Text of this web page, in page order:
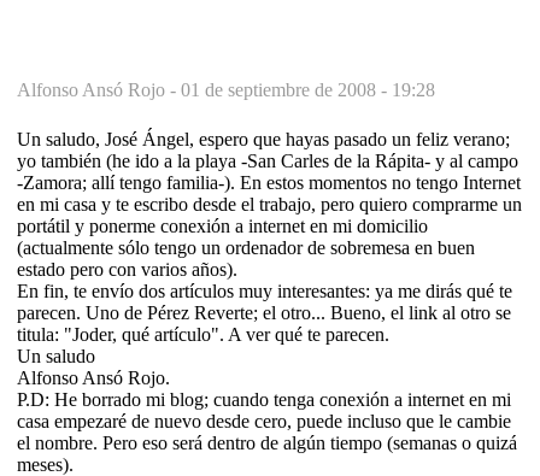
Alfonso Ansó Rojo - 01 de septiembre de 2008 - 19:28
Un saludo, José Ángel, espero que hayas pasado un feliz verano;
yo también (he ido a la playa -San Carles de la Rápita- y al campo
-Zamora; allí tengo familia-). En estos momentos no tengo Internet
en mi casa y te escribo desde el trabajo, pero quiero comprarme un
portátil y ponerme conexión a internet en mi domicilio
(actualmente sólo tengo un ordenador de sobremesa en buen
estado pero con varios años).
En fin, te envío dos artículos muy interesantes: ya me dirás qué te
parecen. Uno de Pérez Reverte; el otro... Bueno, el link al otro se
titula: "Joder, qué artículo". A ver qué te parecen.
Un saludo
Alfonso Ansó Rojo.
P.D: He borrado mi blog; cuando tenga conexión a internet en mi
casa empezaré de nuevo desde cero, puede incluso que le cambie
el nombre. Pero eso será dentro de algún tiempo (semanas o quizá
meses).